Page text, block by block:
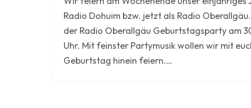
Radio Dohuim bzw. jetzt als Radio
der Radio Oberallgäu Geburtstagsparty am
Uhr. Mit feinster Partymusik wollen wir mit
Geburtstag hinein feiern.…